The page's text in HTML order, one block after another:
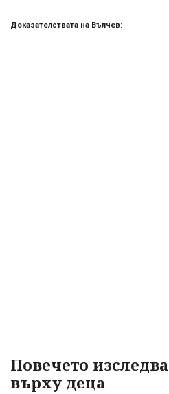
Доказателствата на Вълчев:
Повечето
върху деца